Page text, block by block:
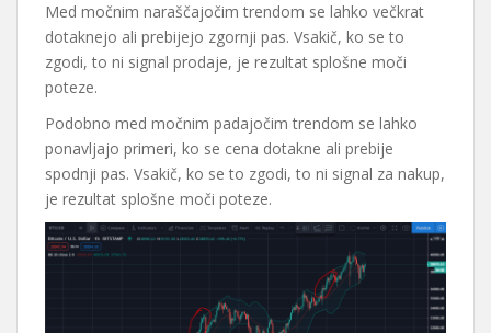
Med močnim naraščajočim trendom se lahko večkrat
dotaknejo ali prebijejo zgornji pas. Vsakič, ko se to
zgodi, to ni signal prodaje, je rezultat splošne moči
poteze.
Podobno med močnim padajočim trendom se lahko
ponavljajo primeri, ko se cena dotakne ali prebije
spodnji pas. Vsakič, ko se to zgodi, to ni signal za nakup,
je rezultat splošne moči poteze.